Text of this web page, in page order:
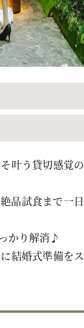
わせ
19:00
ら
叶う貸切感覚の
品試食まで一日
かり解消♪
結婚式準備をス